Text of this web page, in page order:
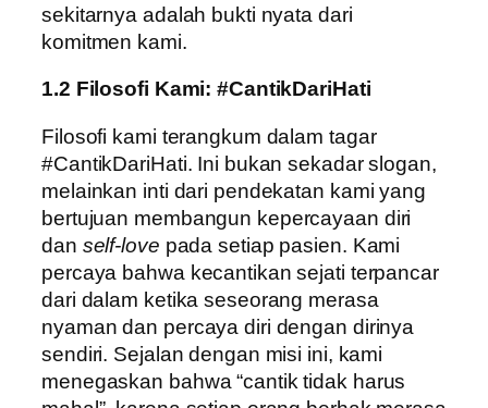
sekitarnya adalah bukti nyata dari
komitmen kami.
1.2 Filosofi Kami: #CantikDariHati
Filosofi kami terangkum dalam tagar
#CantikDariHati. Ini bukan sekadar slogan,
melainkan inti dari pendekatan kami yang
bertujuan membangun kepercayaan diri
dan self-love pada setiap pasien. Kami
percaya bahwa kecantikan sejati terpancar
dari dalam ketika seseorang merasa
nyaman dan percaya diri dengan dirinya
sendiri. Sejalan dengan misi ini, kami
menegaskan bahwa “cantik tidak harus